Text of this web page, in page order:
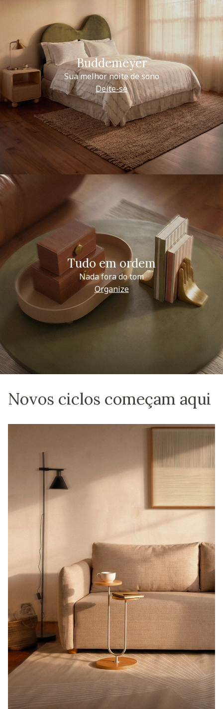
Buddemeyer
Sua melhor noite de sono
Deite-se
Tudo em ordem
Nada fora do tom
Organize
Novos ciclos começam aqui